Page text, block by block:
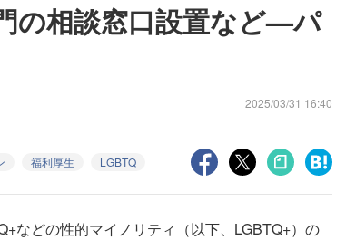
の相談窓口設置など—パ
2025/03/31 16:40
福利厚生 LGBTQ
などの性的マイノリティ（以下、LGBTQ+）の